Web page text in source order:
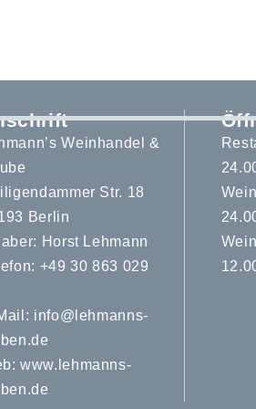
EINZELHANDEL
& -
Weinhandel &
Str. 18
Berlin
Horst Lehmann
+49 30 863 029
info@lehmanns-
www.lehmanns-